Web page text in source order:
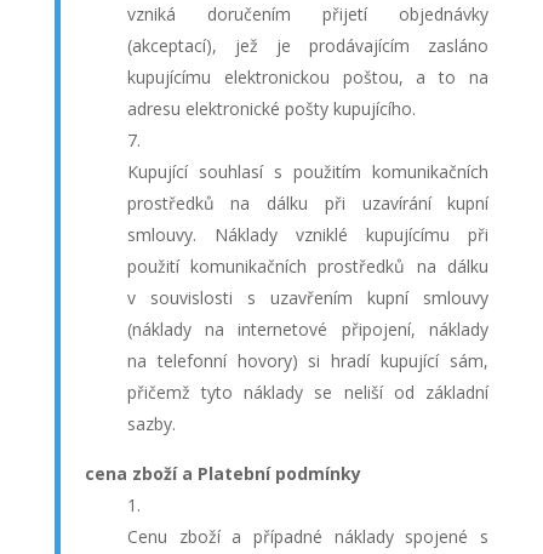
vzniká doručením přijetí objednávky
(akceptací), jež je prodávajícím zasláno
kupujícímu elektronickou poštou, a to na
adresu elektronické pošty kupujícího.
Kupující souhlasí s použitím komunikačních
prostředků na dálku při uzavírání kupní
smlouvy. Náklady vzniklé kupujícímu při
použití komunikačních prostředků na dálku
v souvislosti s uzavřením kupní smlouvy
(náklady na internetové připojení, náklady
na telefonní hovory) si hradí kupující sám,
přičemž tyto náklady se neliší od základní
sazby.
cena zboží a Platební podmínky
Cenu zboží a případné náklady spojené s